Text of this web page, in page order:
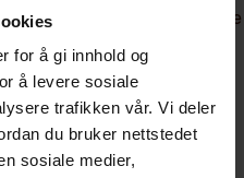
for å gi innhold og
å levere sosiale
trafikken vår. Vi deler
du bruker nettstedet
sosiale medier,
i ro ved start og kan
av bena.
Poeng
1